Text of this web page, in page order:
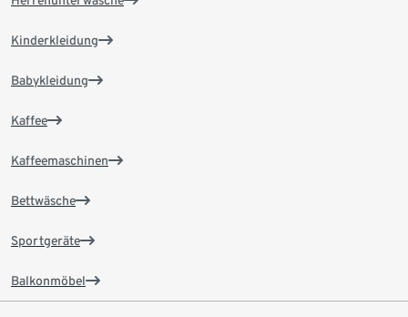
Kinderkleidung
Babykleidung
Kaffee
Kaffeemaschinen
Bettwäsche
Sportgeräte
Balkonmöbel